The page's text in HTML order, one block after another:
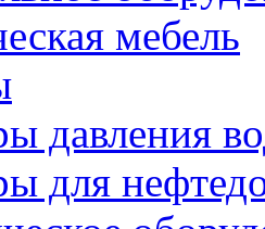
мебель
давления
для